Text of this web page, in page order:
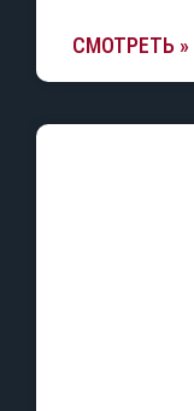
СМОТРЕТЬ »